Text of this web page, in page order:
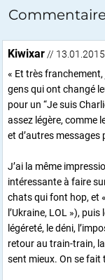
Kiwixar//
« Et très
gens qui ont changé
pour un “Je suis
assez légère, comme
et d’autres messages
J’ai la même
intéressante à faire
chats qui font hop, et
l’Ukraine, LOL »),
légéreté, le déni,
retour au train-train,
sent mieux. On se fait